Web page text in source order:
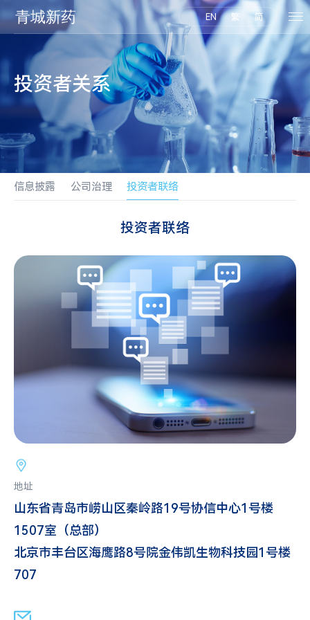
EN 繁 简
投资者关系
信息披露 公司治理 投资者联络
投资者联络
地址
山东省青岛市崂山区秦岭路19号协信中心1号楼
1507室（总部）
北京市丰台区海鹰路8号院金伟凯生物科技园1号楼
707